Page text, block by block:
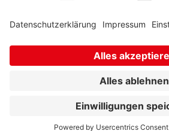
Unternehmensführung
Sozialrecht
© Hans-Böckler-Stiftung 2026